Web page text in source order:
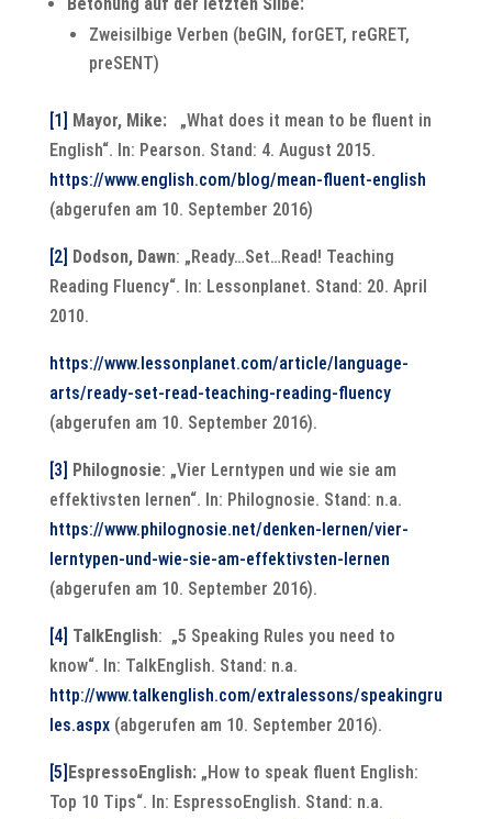
Zweisilbige Verben (beGIN, forGET, reGRET,
preSENT)
[1] Mayor, Mike: „What does it mean to be fluent in
English“. In: Pearson. Stand: 4. August 2015.
https://www.english.com/blog/mean-fluent-english
(abgerufen am 10. September 2016)
[2] Dodson, Dawn: „Ready…Set…Read! Teaching
Reading Fluency“. In: Lessonplanet. Stand: 20. April
2010.
https://www.lessonplanet.com/article/language-
arts/ready-set-read-teaching-reading-fluency
(abgerufen am 10. September 2016).
[3] Philognosie: „Vier Lerntypen und wie sie am
effektivsten lernen“. In: Philognosie. Stand: n.a.
https://www.philognosie.net/denken-lernen/vier-
lerntypen-und-wie-sie-am-effektivsten-lernen
(abgerufen am 10. September 2016).
[4] TalkEnglish: „5 Speaking Rules you need to
know“. In: TalkEnglish. Stand: n.a.
http://www.talkenglish.com/extralessons/speakingru
les.aspx(abgerufen am 10. September 2016).
[5] EspressoEnglish: „How to speak fluent English:
Top 10 Tips“. In: EspressoEnglish. Stand: n.a.